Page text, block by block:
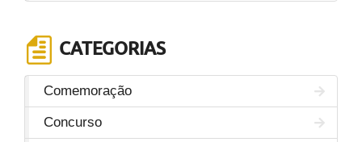
CATEGORIAS
Comemoração
Concurso